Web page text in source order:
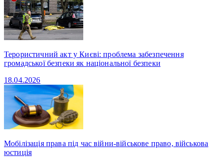
Терористичний акт у Києві: проблема забезпечення
громадської безпеки як національної безпеки
18.04.2026
Мобілізація права під час війни-військове право, військова
юстиція